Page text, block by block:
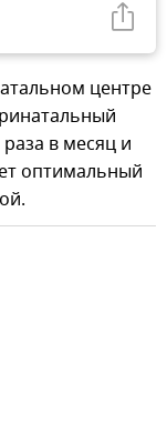
центре
в месяц и
оптимальный